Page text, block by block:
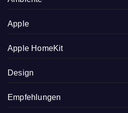
Apple
Apple HomeKit
Design
Empfehlungen